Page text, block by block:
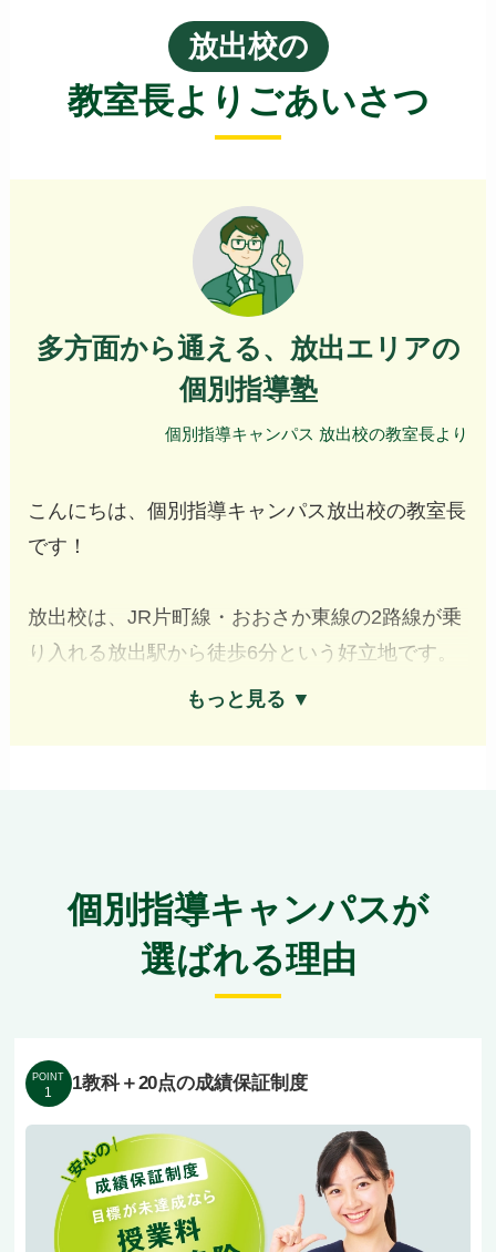
放出校の
教室長よりごあいさつ
多方面から通える、放出エリアの
個別指導塾
個別指導キャンパス 放出校の教室長より
こんにちは、個別指導キャンパス放出校の教室長
です！
放出校は、JR片町線・おおさか東線の2路線が乗
り入れる放出駅から徒歩6分という好立地です。
複数路線が使えるため、学校帰りにそのまま立ち
中・緑中、市岡高・近大付属高・清水谷高など、
地域の様々な学校の生徒さんが在籍中。各校の進
度に合わせた定期テスト対策を地域密着で行える
教室はあえて広すぎない設計にし、教室長と講師
の目が一人ひとりにしっかり届くようにしていま
す。優しくて楽しい先生ばかりで、おとなしいお
子様もすぐ打ち解けていただけますよ。
もっと見る ▼
個別指導キャンパスが
選ばれる理由
POINT
1 1教科＋20点の成績保証制度